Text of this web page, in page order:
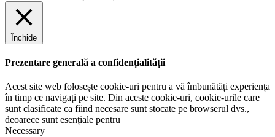
Închide
Prezentare generală a confidențialității
Acest site web folosește cookie-uri pentru a vă îmbunătăți experiența
în timp ce navigați pe site. Din aceste cookie-uri, cookie-urile care
sunt clasificate ca fiind necesare sunt stocate pe browserul dvs.,
deoarece sunt esențiale pentru
Necessary